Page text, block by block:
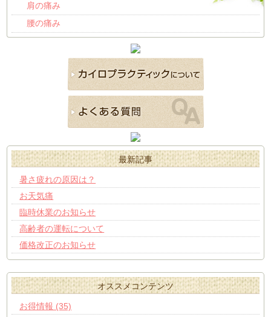
肩の痛み
腰の痛み
最新記事
暑さ疲れの原因は？
お天気痛
臨時休業のお知らせ
高齢者の運転について
価格改正のお知らせ
オススメコンテンツ
お得情報 (35)